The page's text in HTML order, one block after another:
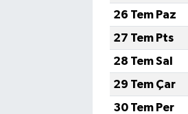
26 Tem Paz
27 Tem Pts
28 Tem Sal
29 Tem Çar
30 Tem Per